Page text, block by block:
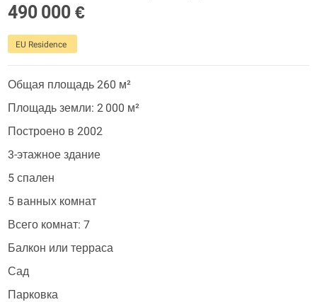
490 000 €
EU Residence
Общая площадь 260 м²
Площадь земли: 2 000 м²
Построено в 2002
3-этажное здание
5 спален
5 ванных комнат
Всего комнат: 7
Балкон или терраса
Сад
Парковка